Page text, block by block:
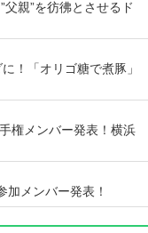
親”を彷彿とさせるド
！「オリゴ糖で煮豚」
権メンバー発表！横浜
加メンバー発表！